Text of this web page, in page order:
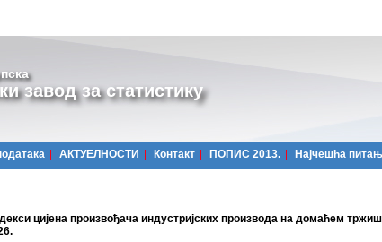
завод за статистику
АКТУЕЛНОСТИ Контакт ПОПИС 2013. Најчешћa
цијена произвођача индустријских производа на домаћем